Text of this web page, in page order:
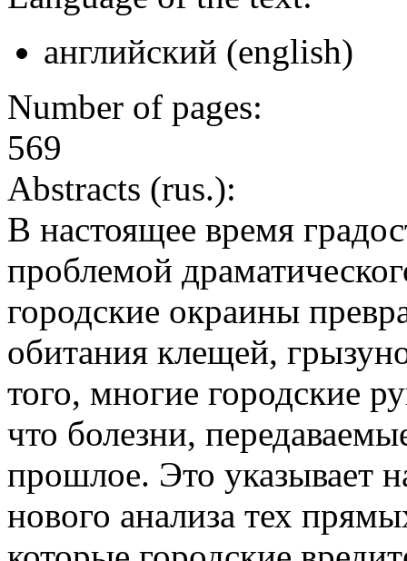
английский (english)
Number of pages:
569
Abstracts (rus.):
В настоящее время
проблемой
городские окраины
обитания клещей,
того, многие городские
что болезни,
прошлое. Это указывает
нового анализа тех